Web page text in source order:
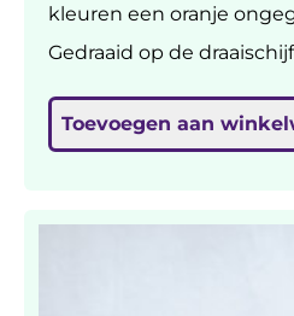
kleuren een oranje
Gedraaid op de
waterdicht. Geschikt voor bloemen of 1
Toevoegen aan